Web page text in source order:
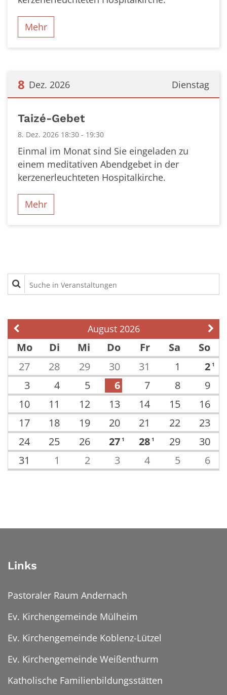
Mehr
Dienstag
8 Dez. 2026
Taizé-Gebet
8. Dez. 2026 18:30 - 19:30
Einmal im Monat sind Sie eingeladen zu
einem meditativen Abendgebet in der
kerzenerleuchteten Hospitalkirche.
Mehr
Suche in Veranstaltungen
Vorherige Seite August 2026
Mo
Di Mi Do Fr Sa
So
27
28 29 30 31 1 2 1
3 4 5 6 7 8
9
10
11 12 13 14 15
16
17
18 19 20 21 22
23
24
25 26 27 1 28 1 29
30
31
1 2 3 4 5 6
Links
Pastoraler Raum Andernach
Ev. Kirchengemeinde Mülheim
Ev. Kirchengemeinde Koblenz-Lützel
Ev. Kirchengemeinde Weißenthurm
Katholische Familienbildungsstätten